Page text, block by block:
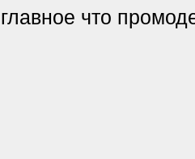
главное что